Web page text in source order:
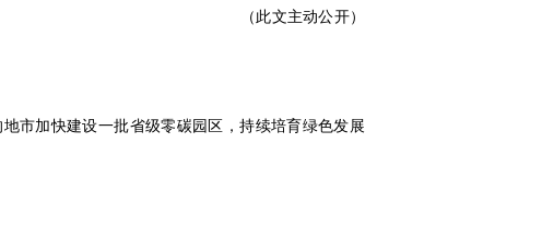
（此文主动公开）
市加快建设一批省级零碳园区，持续培育绿色发展